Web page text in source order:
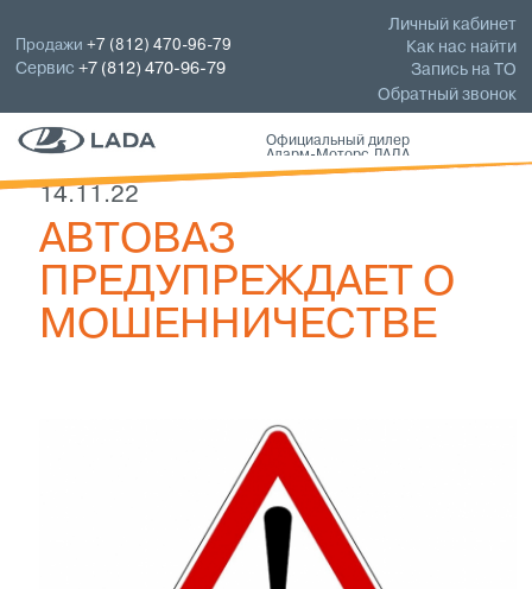
Личный кабинет
Как нас найти
Запись на ТО
Обратный звонок
Продажи+7 (812) 470-96-79
Сервис+7 (812) 470-96-79
Официальный дилер
Аларм-Моторс ЛАДА
14.11.22
АВТОВАЗ
ПРЕДУПРЕЖДАЕТ О
МОШЕННИЧЕСТВЕ